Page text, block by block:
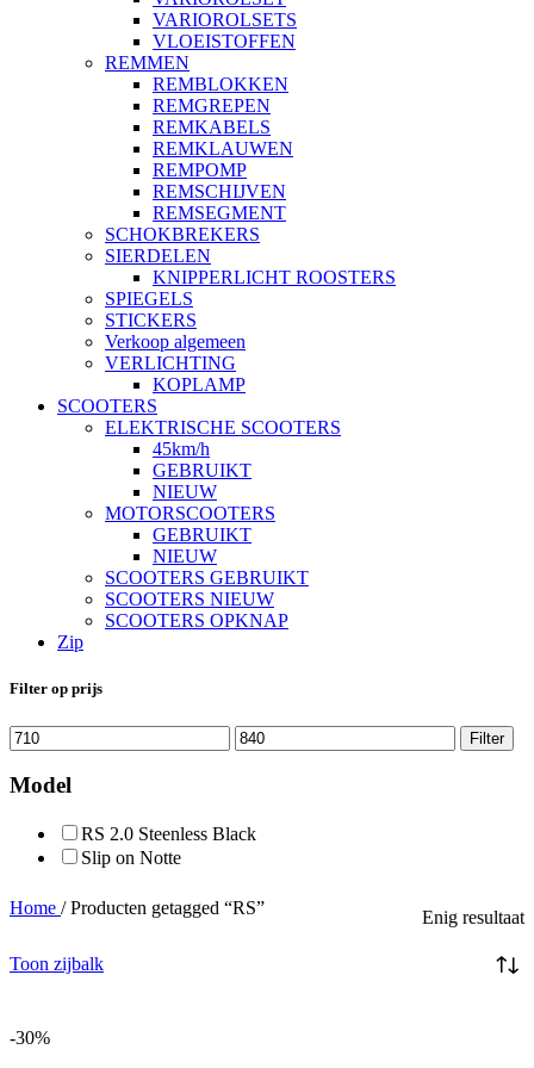
VARIOROLSETS
VLOEISTOFFEN
REMMEN
REMBLOKKEN
REMGREPEN
REMKABELS
REMKLAUWEN
REMPOMP
REMSCHIJVEN
REMSEGMENT
SCHOKBREKERS
SIERDELEN
KNIPPERLICHT ROOSTERS
SPIEGELS
STICKERS
Verkoop algemeen
VERLICHTING
KOPLAMP
SCOOTERS
ELEKTRISCHE SCOOTERS
45km/h
GEBRUIKT
NIEUW
MOTORSCOOTERS
GEBRUIKT
NIEUW
SCOOTERS GEBRUIKT
SCOOTERS NIEUW
SCOOTERS OPKNAP
Zip
Filter op prijs
Min.
prijs
Max.
prijs
Filter
Model
RS 2.0 Steenless Black
Slip on Notte
Home / Producten getagged “RS” Enig resultaat
Toon zijbalk
-30%